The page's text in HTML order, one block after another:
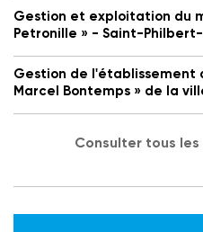
Gestion et exploitation du
Petronille » - Saint-
Gestion de
Marcel Bontemps » de la
Consulter tous